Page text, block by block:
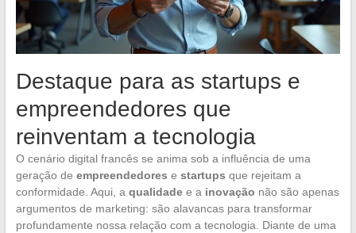
Destaque para as startups e
empreendedores que
reinventam a tecnologia
O cenário digital francês se anima sob a influência de uma
geração de empreendedores e startups que rejeitam a
conformidade. Aqui, a qualidadee a inovação não são apenas
argumentos de marketing: são alavancas para transformar
profundamente nossa relação com a tecnologia. Diante de uma